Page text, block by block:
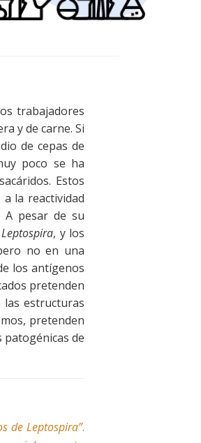
trabajadores
y de carne. Si
de cepas de
poco se ha
Estos
la reactividad
A pesar de su
Leptospira, y los
no en una
los antígenos
pretenden
las estructuras
pretenden
de
de Leptospira”.